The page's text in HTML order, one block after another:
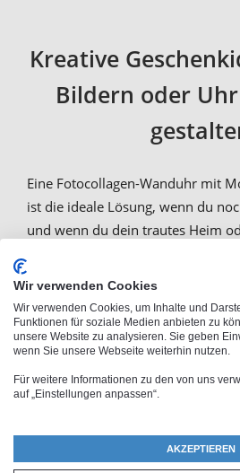
Kreative
Bildern oder
Eine Fotocollagen-Wanduhr mit
ist die ideale Lösung, wenn du
und wenn du dein trautes Heim
bzw. Tischuhr mit mehreren
gestalten und als Wand- oder
nutzen. Für jeden Anlass lässt
eignet sich zum Beispiel sehr gut als
die mit aktuellen Fotos der
gehalten werden können. Auch
Wir verwenden Cookies
Wir verwenden Cookies, um Inhalte und
Funktionen für soziale Medien anbieten zu
unsere Website zu analysieren. Sie geben
wenn Sie unsere Webseite weiterhin nutzen.
Für weitere Informationen zu den von uns
auf „Einstellungen anpassen“.
AKZEPTIEREN